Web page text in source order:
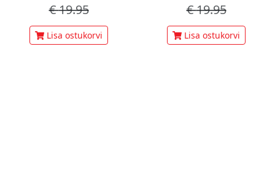
€19.95
Lisa ostukorvi
€19.95
Lisa ostukorvi